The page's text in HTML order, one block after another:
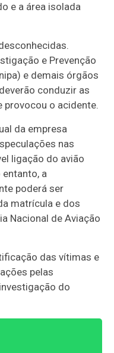
e a área isolada
e Prevenção
e demais órgãos
conduzir as
provocou o acidente.
da empresa
nas
ligação do avião
a
poderá ser
matrícula e dos
Nacional de Aviação
das vítimas e
pelas
do